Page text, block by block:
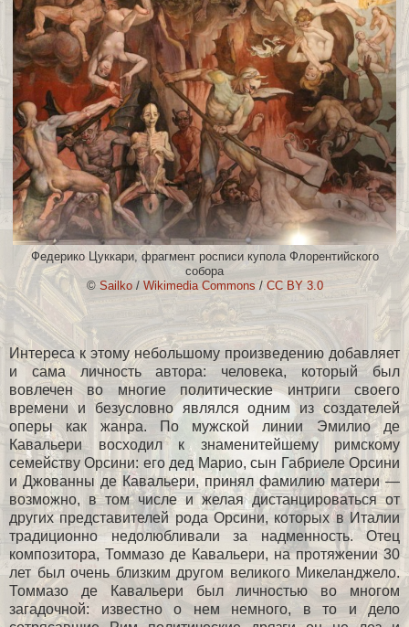
Федерико Цуккари, фрагмент росписи купола Флорентийского
собора
© Sailko/ Wikimedia Сommons / CC BY 3.0
Интереса к этому небольшому произведению добавляет
и сама личность автора: человека, который был
вовлечен во многие политические интриги своего
времени и безусловно являлся одним из создателей
оперы как жанра. По мужской линии Эмилио де
Кавальери восходил к знаменитейшему римскому
семейству Орсини: его дед Марио, сын Габриеле Орсини
и Джованны де Кавальери, принял фамилию матери —
возможно, в том числе и желая дистанцироваться от
других представителей рода Орсини, которых в Италии
традиционно недолюбливали за надменность. Отец
композитора, Томмазо де Кавальери, на протяжении 30
лет был очень близким другом великого Микеланджело.
Томмазо де Кавальери был личностью во многом
загадочной: известно о нем немного, в то и дело